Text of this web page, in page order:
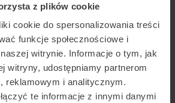
z plików cookie
cookie do spersonalizowania treści
funkcje społecznościowe i
witrynie. Informacje o tym, jak
witryny, udostępniamy partnerom
reklamowym i analitycznym.
te informacje z innymi danymi